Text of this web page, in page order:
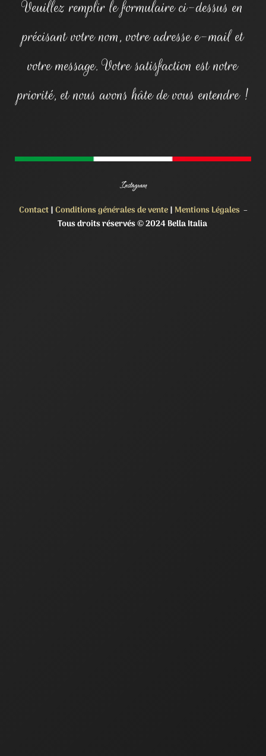
Veuillez remplir le formulaire ci-dessus en
précisant votre nom, votre adresse e-mail et
votre message. Votre satisfaction est notre
priorité, et nous avons hâte de vous entendre !
Instagram
Contact|Conditions générales de vente| Mentions Légales–
Tous droits réservés © 2024 Bella Italia